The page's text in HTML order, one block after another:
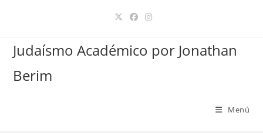
Judaísmo Académico por Jonathan
Berim
Menú